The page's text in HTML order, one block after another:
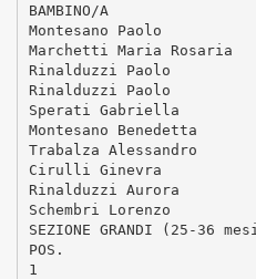
BAMBINO/A
Montesano Paolo
Marchetti Maria Rosaria
Rinalduzzi Paolo
Rinalduzzi Paolo
Sperati Gabriella
Montesano Benedetta
Trabalza Alessandro
Cirulli Ginevra
Rinalduzzi Aurora
Schembri Lorenzo
SEZIONE GRANDI (25-36
POS.
1